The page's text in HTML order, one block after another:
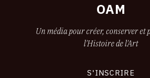
OAM
Un média pour créer, conserver
l'Histoire de l'Art
S'INSCRIRE